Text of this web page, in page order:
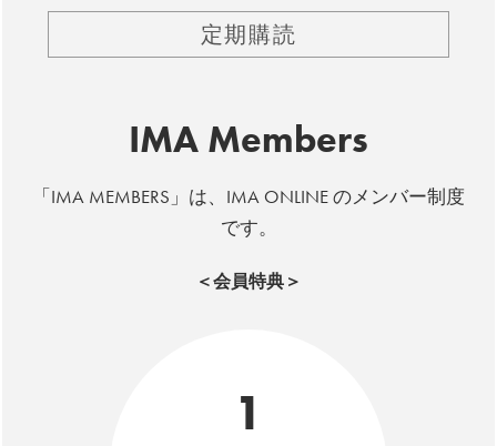
定期購読
IMA Members
「IMA MEMBERS」は、IMA ONLINE のメンバー制度
です。
＜会員特典＞
1